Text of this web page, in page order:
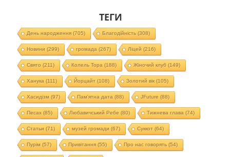
ТЕГИ
День народження(705) Благодійність(308)
Новини (299) громада (267) Ліцей (216)
Свято (211) Колель Тора (188) Жіночий клуб (149)
Ханука (111) Йорцайт (108) Золотий вік(105)
Хасидізм (97) Пам'ятна дата (88) JFuture (88)
Песах(85) Любавичський Ребе (80) Тижнева глава (74)
Статьи (71) музей громади (67) Суккот (64)
Пурім (57) Привітання(55) Про нас говорять(54)